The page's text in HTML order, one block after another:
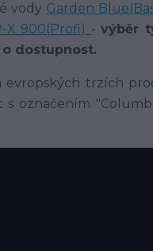
vody Garden
X 900(Profi) -výběr
dostupnost.
evropských trzích
označením